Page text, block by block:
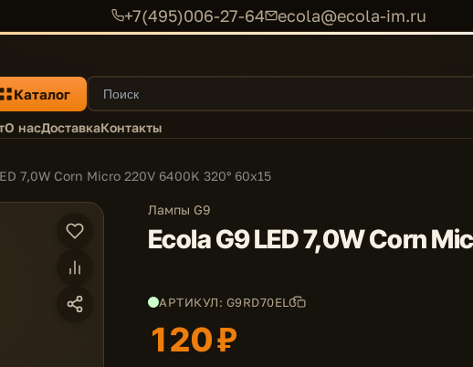
+7(495)006-27-64 ecola@ecola-im.ru
Каталог
О насДоставкаКонтакты
7,0W Corn Micro 220V 6400K 320° 60x15
Лампы G9
Ecola G9 LED 7,0W Corn
АРТИКУЛ: G9RD70ELC
120 ₽